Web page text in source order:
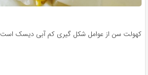
کهولت سن از عوامل شکل گیری کم آبی دیسک است